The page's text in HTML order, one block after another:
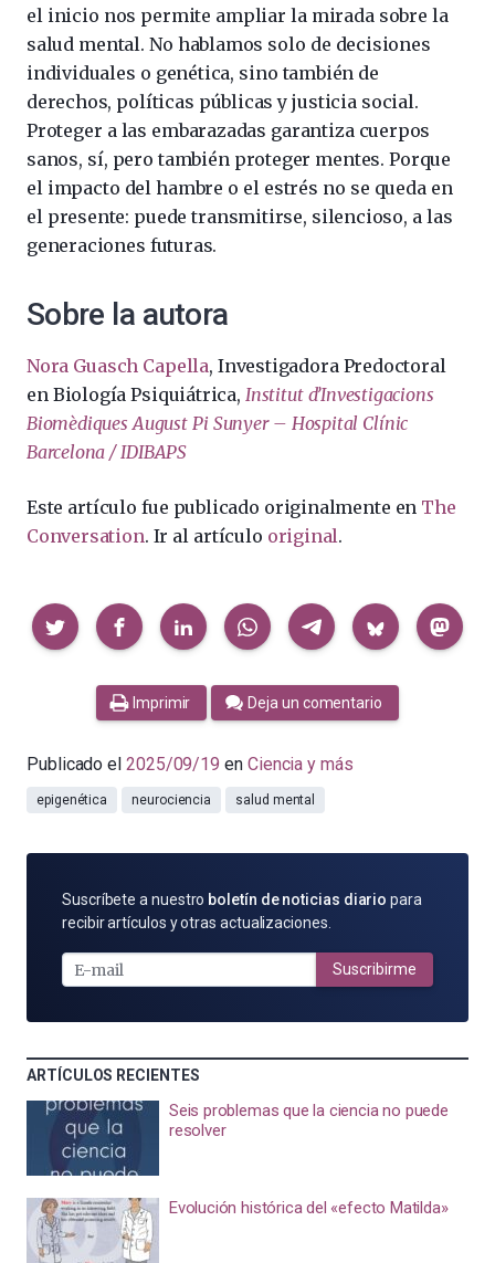
el inicio nos permite ampliar la mirada sobre la
salud mental. No hablamos solo de decisiones
individuales o genética, sino también de
derechos, políticas públicas y justicia social.
Proteger a las embarazadas garantiza cuerpos
sanos, sí, pero también proteger mentes. Porque
el impacto del hambre o el estrés no se queda en
el presente: puede transmitirse, silencioso, a las
generaciones futuras.
Sobre la autora
Nora Guasch Capella, Investigadora Predoctoral
en Biología Psiquiátrica,Institut d’Investigacions
Biomèdiques August Pi Sunyer – Hospital Clínic
Barcelona / IDIBAPS
Este artículo fue publicado originalmente en The
Conversation. Ir al artículo original.
Compartir
Imprimir Deja un comentario
Publicado el 2025/09/19 en Ciencia y más
epigenética neurociencia salud mental
SUSCRÍBETE
POR
MAIL
Suscríbete a nuestro boletín de noticias diario para
recibir artículos y otras actualizaciones.
Suscribirme
ARTÍCULOS RECIENTES
Seis problemas que la ciencia no puede
resolver
Evolución histórica del «efecto Matilda»